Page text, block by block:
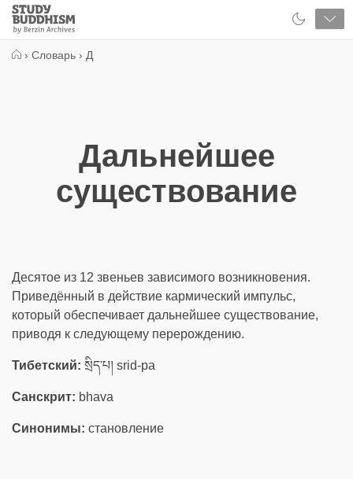
Close
Study
Buddhism
› Словарь › Д
Дальнейшее
существование
Десятое из 12 звеньев зависимого возникновения.
Приведённый в действие кармический импульс,
который обеспечивает дальнейшее существование,
приводя к следующему перерождению.
Тибетский: སྲིད་པ། srid-pa
Санскрит: bhava
Синонимы: становление